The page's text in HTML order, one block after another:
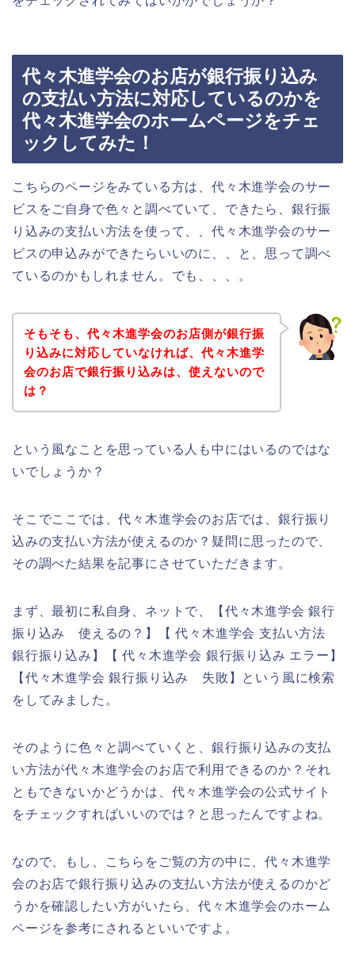
代々木進学会のお店が銀行振り込み
の支払い方法に対応しているのかを
代々木進学会のホームページをチェ
ックしてみた！
こちらのページをみている方は、代々木進学会のサー
ビスをご自身で色々と調べていて、できたら、銀行振
り込みの支払い方法を使って、、代々木進学会のサー
ビスの申込みができたらいいのに、、と、思って調べ
ているのかもしれません。でも、、、。
そもそも、代々木進学会のお店側が銀行振
り込みに対応していなければ、代々木進学
会のお店で銀行振り込みは、使えないので
は？
という風なことを思っている人も中にはいるのではな
いでしょうか？
そこでここでは、代々木進学会のお店では、銀行振り
込みの支払い方法が使えるのか？疑問に思ったので、
その調べた結果を記事にさせていただきます。
まず、最初に私自身、ネットで、【代々木進学会 銀行
振り込み 使えるの？】【 代々木進学会 支払い方法
銀行振り込み】【 代々木進学会 銀行振り込み エラー】
【代々木進学会 銀行振り込み 失敗】という風に検索
をしてみました。
そのように色々と調べていくと、銀行振り込みの支払
い方法が代々木進学会のお店で利用できるのか？それ
ともできないかどうかは、代々木進学会の公式サイト
をチェックすればいいのでは？と思ったんですよね。
なので、もし、こちらをご覧の方の中に、代々木進学
会のお店で銀行振り込みの支払い方法が使えるのかど
うかを確認したい方がいたら、代々木進学会のホーム
ページを参考にされるといいですよ。